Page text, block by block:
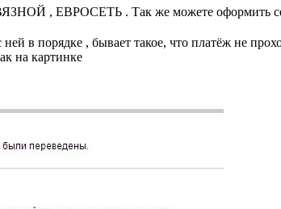
, ЕВРОСЕТЬ . Так же можете оформить
в порядке , бывает такое, что платёж не
на картинке